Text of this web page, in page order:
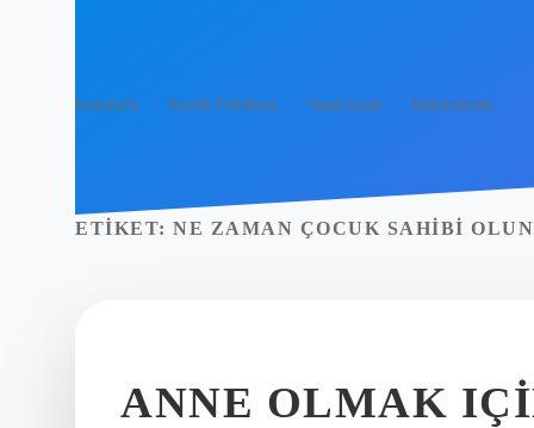
Anasayfa Gizlilik Politikası Yasal Uyarı Hakkımızda
ETIKET: NE ZAMAN ÇOCUK SAHIBI
ANNE OLMAK